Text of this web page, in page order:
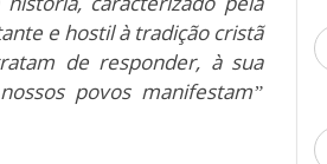
e hostil à tradição cristã
de responder, à sua
povos manifestam”